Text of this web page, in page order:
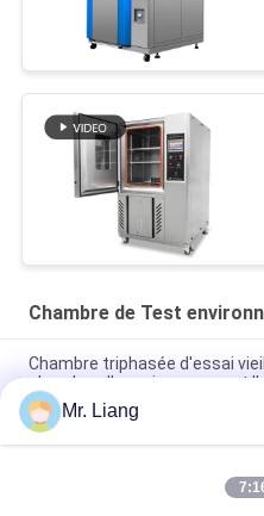
Chambre de Test
Chambre triphasée d'essai
chambre d'essai concernant
Chambre AC380V 50/60Hz
thermique de Temperaturesh
Le PID intelligent ajustent
Mr. Liang